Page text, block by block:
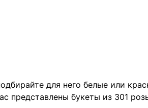
для него белые или
представлены букеты из 301